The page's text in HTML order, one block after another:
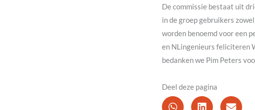
De commissie bestaat uit
in de groep gebruikers
worden benoemd voor een
en NLingenieurs feliciteren
bedanken we Pim Peters
Deel deze pagina